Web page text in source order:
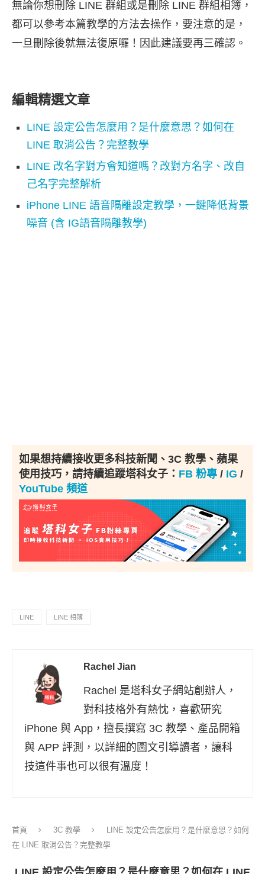
無論你想刪除 LINE 群組或是刪除 LINE 群組相簿，
都可以參考本篇教學的方法去操作，要注意的是，
一旦刪除後就無法復原囉！因此建議要再三確認。
編輯精選文章
LINE 設定公告怎麼用？是什麼意思？如何在
LINE 取消公告？完整教學
LINE 改名字對方會知道嗎？改對方名字、改自
己名字完整解析
iPhone LINE 語音隔離設定教學，一鍵降低背景
噪音 (含 IG語音隔離教學)
如果想持續接收更多科技新聞、3C 教學、蘋果
使用技巧，請持續追蹤塔科女子： FB 粉專 / IG /
YouTube 頻道
LINE LINE 相簿
Rachel Jian
Rachel 是塔科女子網站創辦人，
對科技格外有熱忱，喜歡研究
iPhone 與 App，擅長撰寫 3C 教學、產品開箱
與 APP 評測，以詳細的圖文引導讀者，讓科
技這件事也可以很有溫度！
首頁 3C 教學
LINE 設定公告怎麼用？是什麼意思？如何
在 LINE 取消公告？完整教學